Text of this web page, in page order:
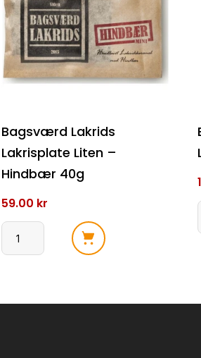
Bagsværd Lakrids
Lakrisplate Liten –
Hindbær 40g
59.00 kr
Bagsværd
Liten